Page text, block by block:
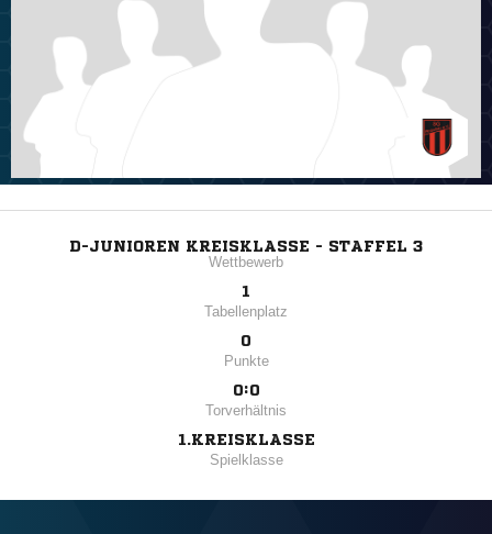
D-JUNIOREN KREISKLASSE - STAFFEL 3
Wettbewerb
1
Tabellenplatz
0
Punkte
0:0
Torverhältnis
1.KREISKLASSE
Spielklasse